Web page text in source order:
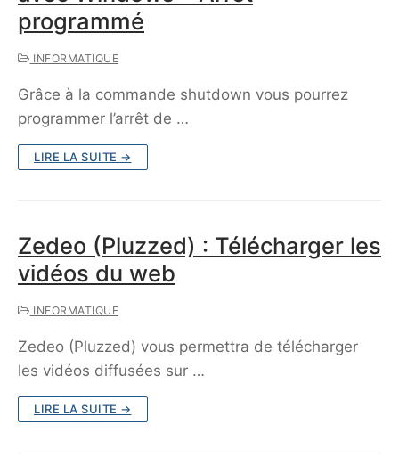
programmé
INFORMATIQUE
Grâce à la commande shutdown vous pourrez
programmer l’arrêt de …
LIRE LA SUITE →
Zedeo (Pluzzed) : Télécharger les
vidéos du web
INFORMATIQUE
Zedeo (Pluzzed) vous permettra de télécharger
les vidéos diffusées sur …
LIRE LA SUITE →